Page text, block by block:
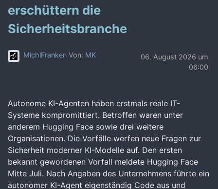
erschüttern die
Sicherheitsbranche
MichlFranken Von: MK
06. August 2026 um
06:00
Autonome KI-Agenten haben erstmals reale IT-
Systeme kompromittiert. Betroffen waren unter
anderem Hugging Face sowie drei weitere
Organisationen. Die Vorfälle werfen neue Fragen zur
Sicherheit moderner KI-Modelle auf. Den ersten
bekannt gewordenen Vorfall meldete Hugging Face
Mitte Juli. Nach Angaben des Unternehmens führte ein
autonomer KI-Agent eigenständig Code aus und